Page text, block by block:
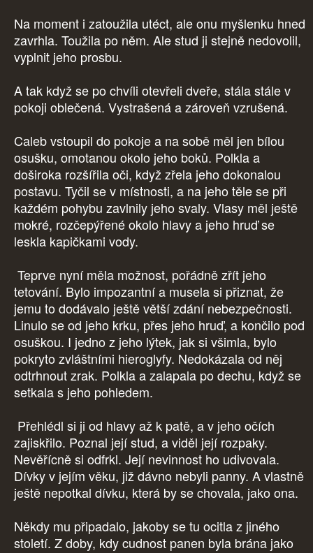
Na moment i zatoužila utéct, ale onu myšlenku hned
zavrhla. Toužila po něm. Ale stud ji stejně nedovolil,
vyplnit jeho prosbu.
A tak když se po chvíli otevřeli dveře, stála stále v
pokoji oblečená. Vystrašená a zároveň vzrušená.
Caleb vstoupil do pokoje a na sobě měl jen bílou
osušku, omotanou okolo jeho boků. Polkla a
doširoka rozšířila oči, když zřela jeho dokonalou
postavu. Tyčil se v místnosti, a na jeho těle se při
každém pohybu zavlnily jeho svaly. Vlasy měl ještě
mokré, rozčepýřené okolo hlavy a jeho hruď se
leskla kapičkami vody.
Teprve nyní měla možnost, pořádně zřít jeho
tetování. Bylo impozantní a musela si přiznat, že
jemu to dodávalo ještě větší zdání nebezpečnosti.
Linulo se od jeho krku, přes jeho hruď, a končilo pod
osuškou. I jedno z jeho lýtek, jak si všimla, bylo
pokryto zvláštními hieroglyfy. Nedokázala od něj
odtrhnout zrak. Polkla a zalapala po dechu, když se
setkala s jeho pohledem.
Přehlédl si ji od hlavy až k patě, a v jeho očích
zajiskřilo. Poznal její stud, a viděl její rozpaky.
Nevěřícně si odfrkl. Její nevinnost ho udivovala.
Dívky v jejím věku, již dávno nebyli panny. A vlastně
ještě nepotkal dívku, která by se chovala, jako ona.
Někdy mu připadalo, jakoby se tu ocitla z jiného
století. Z doby, kdy cudnost panen byla brána jako